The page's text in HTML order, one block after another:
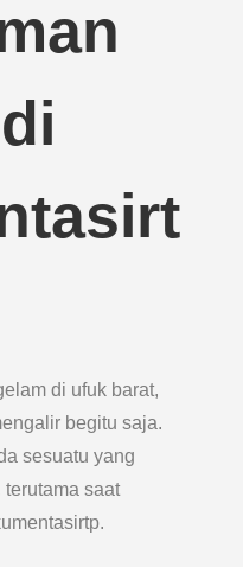
di ufuk barat,
begitu saja.
sesuatu yang
saat